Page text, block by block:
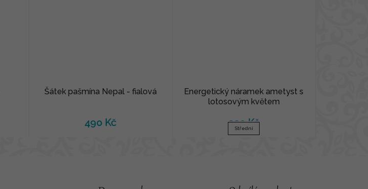
Šátek pašmína Nepal - fialová
490 Kč
Energetický náramek ametyst s
lotosovým květem
320 Kč
Střední